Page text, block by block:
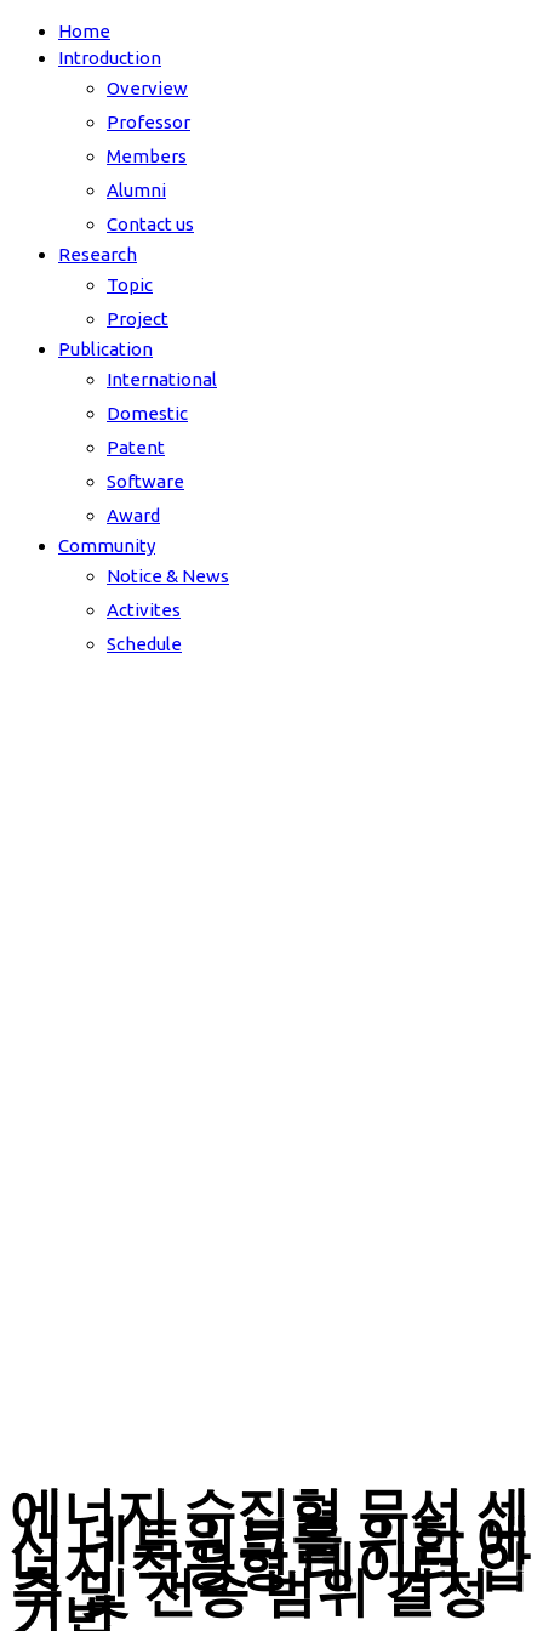
Home
Introduction
Overview
Professor
Members
Alumni
Contact us
Research
Topic
Project
Publication
International
Domestic
Patent
Software
Award
Community
Notice & News
Activites
Schedule
에너지 수집형 무선 센
서 네트워크를 위한 에
너지 적응형 데이터 압
축 및 전송 범위 결정
기법